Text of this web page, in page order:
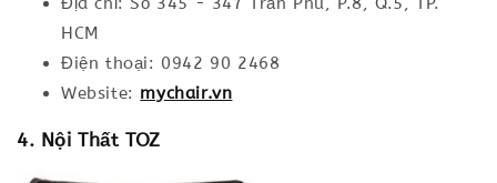
HCM
Điện thoại: 0942 90 2468
Website: mychair.vn
4. Nội Thất TOZ